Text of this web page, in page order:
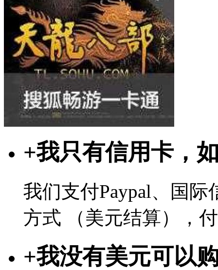
+我只有信用卡，
我们支付Paypal、国
方式 （美元结算），
+我没有美元可以